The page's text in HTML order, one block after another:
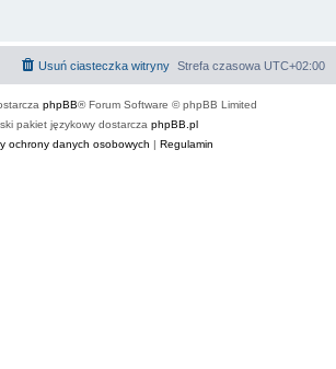
Strefa czasowa UTC+02:00
Usuń ciasteczka witryny
phpBB® Forum Software © phpBB Limited
pakiet językowy dostarcza phpBB.pl
ochrony danych osobowych | Regulamin